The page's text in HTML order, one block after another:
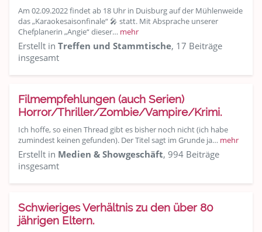
Am 02.09.2022 findet ab 18 Uhr in Duisburg auf der Mühlenweide
das „Karaokesaisonfinale“ 🎤 statt. Mit Absprache unserer
Chefplanerin „Angie“ dieser… mehr
Erstellt in Treffen und Stammtische, 17 Beiträge
insgesamt
Filmempfehlungen (auch Serien)
Horror/Thriller/Zombie/Vampire/Krimi.
Ich hoffe, so einen Thread gibt es bisher noch nicht (ich habe
zumindest keinen gefunden). Der Titel sagt im Grunde ja… mehr
Erstellt in Medien & Showgeschäft, 994 Beiträge
insgesamt
Schwieriges Verhältnis zu den über 80
jährigen Eltern.